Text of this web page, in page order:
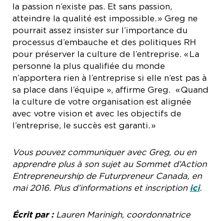
la passion n’existe pas. Et sans passion,
atteindre la qualité est impossible. » Greg ne
pourrait assez insister sur l’importance du
processus d’embauche et des politiques RH
pour préserver la culture de l’entreprise. « La
personne la plus qualifiée du monde
n’apportera rien à l’entreprise si elle n’est pas à
sa place dans l’équipe », affirme Greg. « Quand
la culture de votre organisation est alignée
avec votre vision et avec les objectifs de
l’entreprise, le succès est garanti. »
Vous pouvez communiquer avec Greg, ou en
apprendre plus à son sujet au Sommet d’Action
Entrepreneurship de Futurpreneur Canada, en
mai 2016. Plus d’informations et inscription ici.
Écrit par :Lauren Marinigh, coordonnatrice